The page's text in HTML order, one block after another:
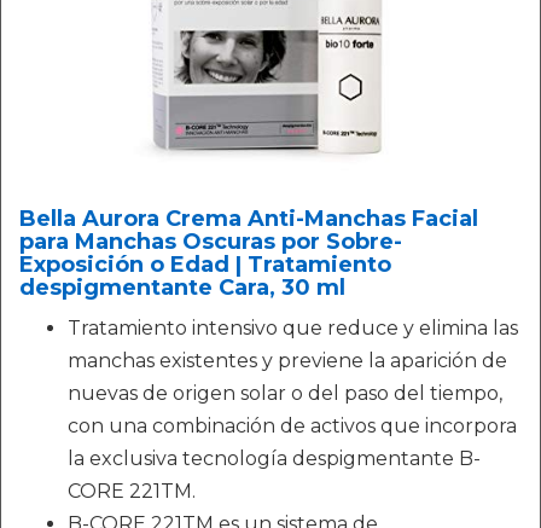
Bella Aurora Crema Anti-Manchas Facial
para Manchas Oscuras por Sobre-
Exposición o Edad | Tratamiento
despigmentante Cara, 30 ml
Tratamiento intensivo que reduce y elimina las
manchas existentes y previene la aparición de
nuevas de origen solar o del paso del tiempo,
con una combinación de activos que incorpora
la exclusiva tecnología despigmentante B-
CORE 221TM.